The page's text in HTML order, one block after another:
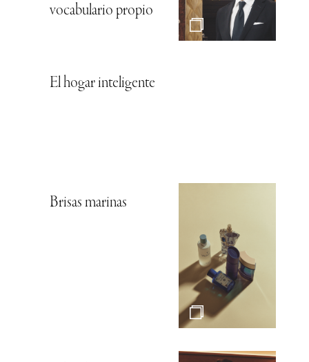
vocabulario propio
El hogar inteligente
Brisas marinas